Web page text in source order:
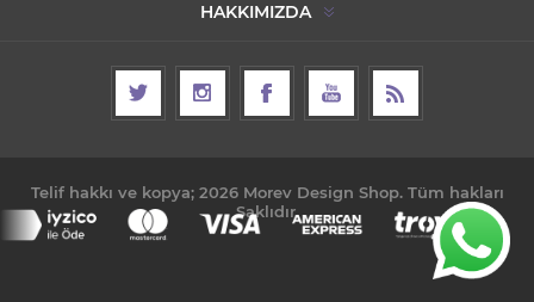
HAKKIMIZDA
Telif hakkı ve kopya; 2026 Morev Design Shop. Tüm hakları
Saklıdır.